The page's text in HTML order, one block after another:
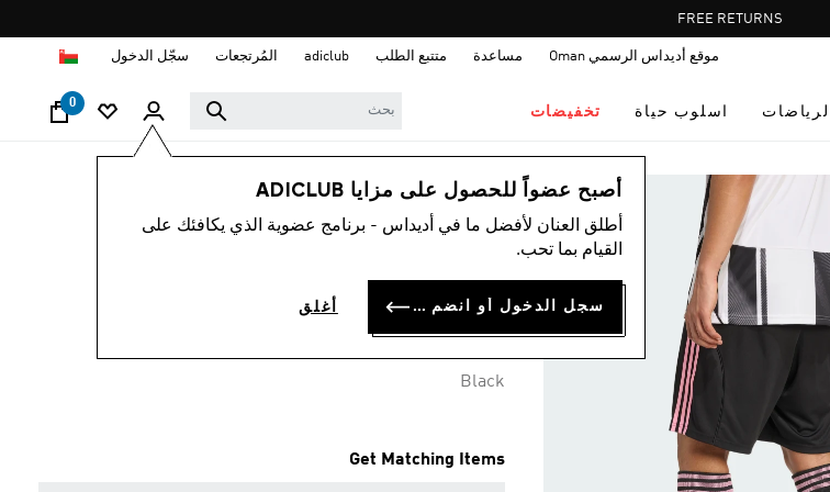
Pause
promotion
FREE RETURNS
موقع أديداس الرسمي Oman مساعدة متتبع الطلب adiclub المُرتجعات سجّل الدخول
الرياضات اسلوب حياة تخفيضات
0
أصبح عضواً للحصول على مزايا ADICLUB
أطلق العنان لأفضل ما في أديداس - برنامج عضوية الذي يكافئك على
القيام بما تحب.
سجل الدخول أو انضم الآن أغلق
الرجال ملابس
شورت JUVENTUS
25/26 HOME
Black
Get Matching Items